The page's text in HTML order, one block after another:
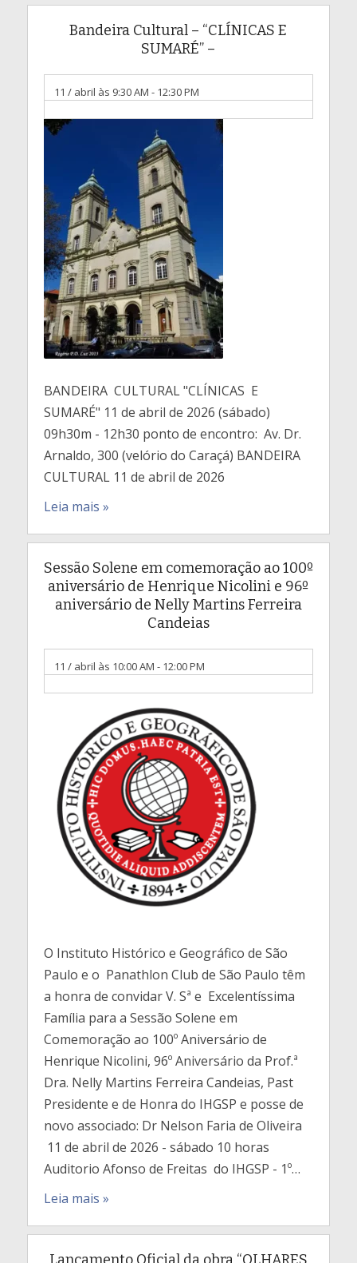
Bandeira Cultural – “CLÍNICAS E
SUMARÉ” –
11 / abril às 9:30 AM - 12:30 PM
BANDEIRA CULTURAL "CLÍNICAS E
SUMARÉ" 11 de abril de 2026 (sábado)
09h30m - 12h30 ponto de encontro: Av. Dr.
Arnaldo, 300 (velório do Caraçá) BANDEIRA
CULTURAL 11 de abril de 2026
Leia mais »
Sessão Solene em comemoração ao 100º
aniversário de Henrique Nicolini e 96º
aniversário de Nelly Martins Ferreira
Candeias
11 / abril às 10:00 AM - 12:00 PM
O Instituto Histórico e Geográfico de São
Paulo e o Panathlon Club de São Paulo têm
a honra de convidar V. Sª e Excelentíssima
Família para a Sessão Solene em
Comemoração ao 100º Aniversário de
Henrique Nicolini, 96º Aniversário da Prof.ª
Dra. Nelly Martins Ferreira Candeias, Past
Presidente e de Honra do IHGSP e posse de
novo associado: Dr Nelson Faria de Oliveira
11 de abril de 2026 - sábado 10 horas
Auditorio Afonso de Freitas do IHGSP - 1º…
Leia mais »